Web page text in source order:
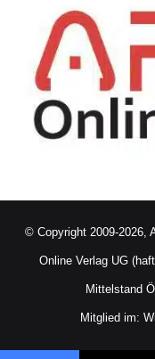
© Copyright 2009-2026,
Online Verlag UG
Mittelstand
Mitglied im: